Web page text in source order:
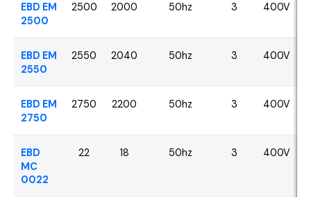
EBD EM
2500
2500 2000 50hz 3 400V
EBD EM
2550
2550 2040 50hz 3 400V
EBD EM
2750
2750 2200 50hz 3 400V
EBD
MC
0022
22 18 50hz 3 400V